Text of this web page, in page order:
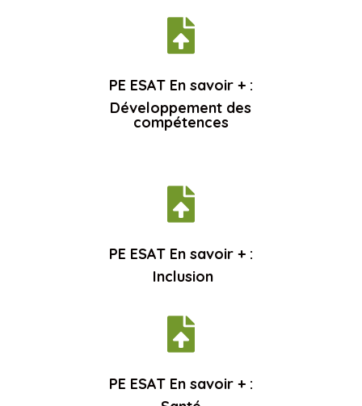

PE ESAT En savoir + :
Développement des
compétences

PE ESAT En savoir + :
Inclusion

PE ESAT En savoir + :